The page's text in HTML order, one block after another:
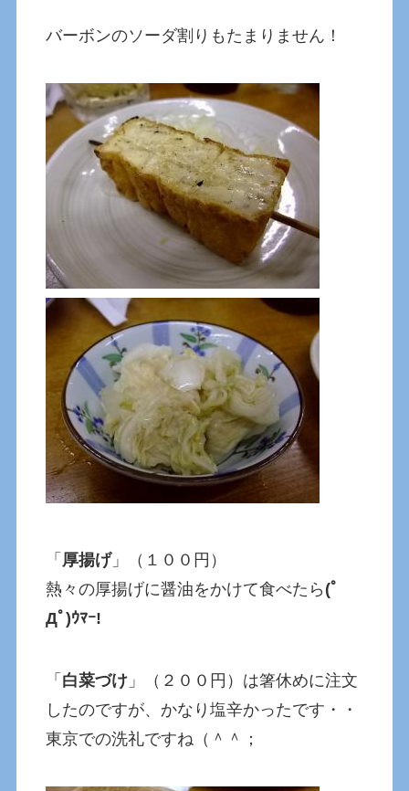
バーボンのソーダ割りもたまりません！
「 厚揚げ」（１００円）
熱々の厚揚げに醤油をかけて食べたら (ﾟ
Дﾟ)ｳﾏｰ!
「 白菜づけ 」（２００円）は箸休めに注文
したのですが、かなり塩辛かったです・・
東京での洗礼ですね（＾＾；